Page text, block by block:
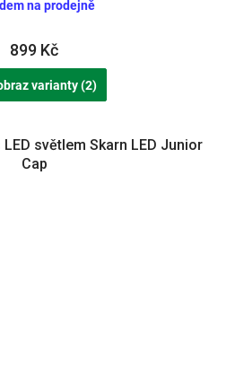
na prodejně
899 Kč
varianty (2)
LED světlem Skarn LED Junior
Cap